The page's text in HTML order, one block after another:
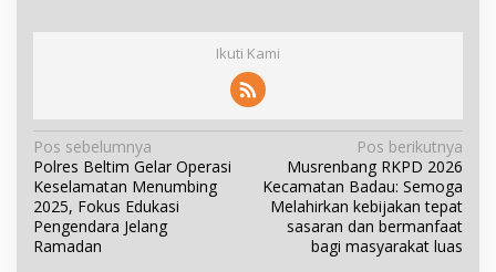
Ikuti Kami
N
a
v
i
g
Pos sebelumnya
Polres Beltim Gelar Operasi
Keselamatan Menumbing
2025, Fokus Edukasi
Pengendara Jelang
Ramadan
Pos berikutnya
Musrenbang RKPD 2026
Kecamatan Badau: Semoga
Melahirkan kebijakan tepat
sasaran dan bermanfaat
bagi masyarakat luas